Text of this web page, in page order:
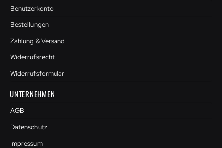
Benutzerkonto
Bestellungen
Zahlung & Versand
Widerrufsrecht
Widerrufsformular
UNTERNEHMEN
AGB
Datenschutz
Impressum